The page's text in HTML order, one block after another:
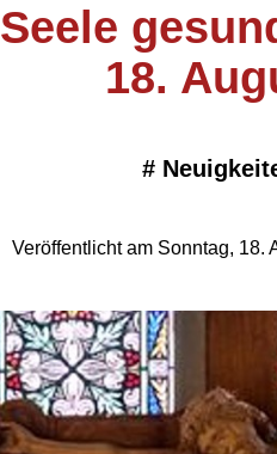
18.
#
Veröffentlicht am Sonntag, 18.